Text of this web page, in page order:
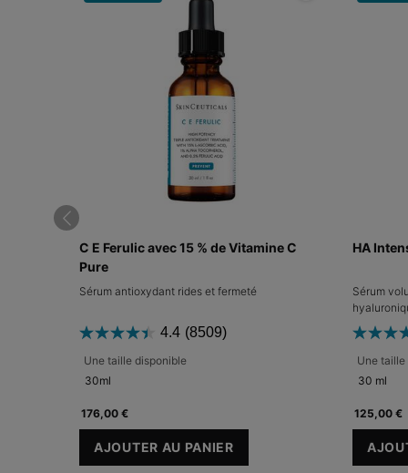
C E Ferulic avec 15 % de Vitamine C
Pure
Sérum antioxydant rides et fermeté
4.4 (8509)
Une taille disponible
30ml
176,00 €
AJOUTER AU PANIER
C E FERULIC AVEC 15 % DE
HA
Sérum
Une
30 ml
125,00 €